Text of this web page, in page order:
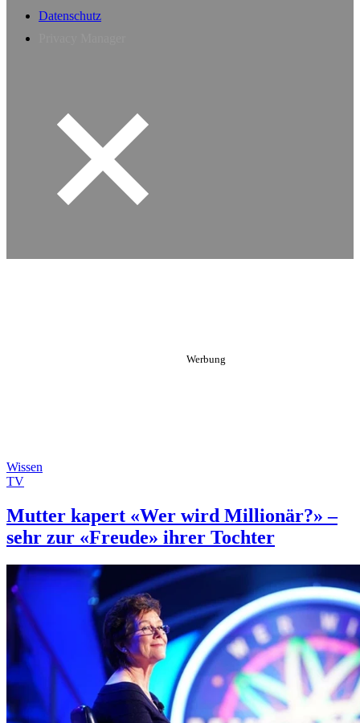
Datenschutz
Wissen
TV
Mutter kapert «Wer wird Millionär?» –
sehr zur «Freude» ihrer Tochter